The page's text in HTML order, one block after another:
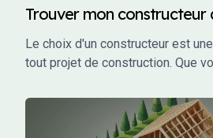
Trouver mon constructeur
Le choix d'un constructeur est
tout projet de construction. Que
commercial, ou un
constructeur peut faire la